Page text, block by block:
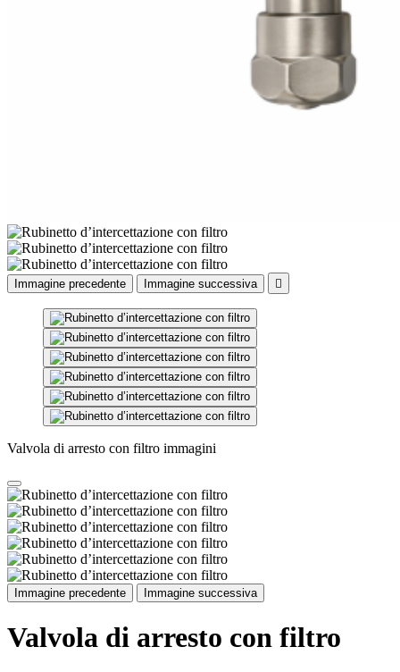
Immagine precedente Immagine successiva 
Valvola di arresto con filtro immagini
Immagine precedente Immagine successiva
Valvola di arresto con filtro